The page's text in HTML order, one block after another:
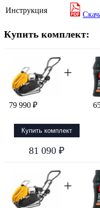
Инструкция
Купить комплект:
79 990 ₽
+
Купить комплект
81 090 ₽
+